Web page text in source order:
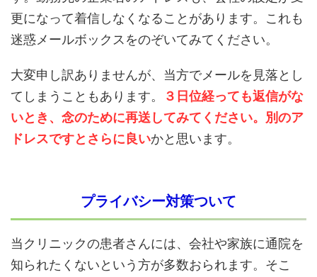
更になって着信しなくなることがあります。これも
迷惑メールボックスをのぞいてみてください。
大変申し訳ありませんが、当方でメールを見落とし
てしまうこともあります。
３日位経っても返信がな
いとき、念のために再送してみてください。別のア
ドレスですとさらに良いかと思います。
プライバシー対策ついて
当クリニックの患者さんには、会社や家族に通院を
知られたくないという方が多数おられます。そこ